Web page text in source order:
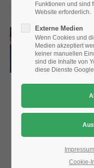
24h/
We offer support for our
Mon - Fri 8:00am -
Get in touch
376-293 City Road,
San Francisco, CA
16. Jul 2026
Funktionen und sind
Website erforderlich.
Externe Medien
Wenn Cookies und
Medien akzeptiert
keiner manuellen
sind die Inhalte von
diese Dienste
Impressum
Cookie-